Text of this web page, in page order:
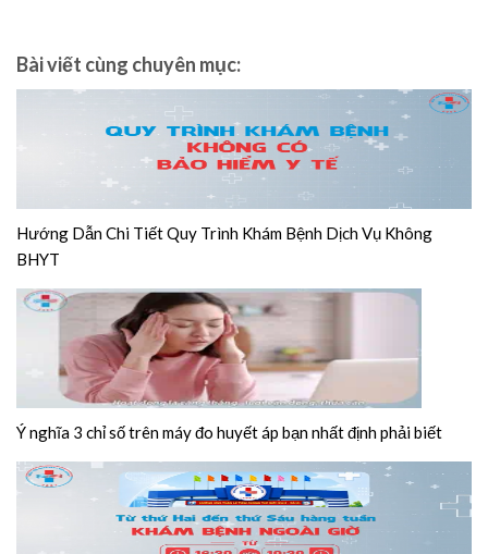
Bài viết cùng chuyên mục:
Hướng Dẫn Chi Tiết Quy Trình Khám Bệnh Dịch Vụ Không
BHYT
Ý nghĩa 3 chỉ số trên máy đo huyết áp bạn nhất định phải biết